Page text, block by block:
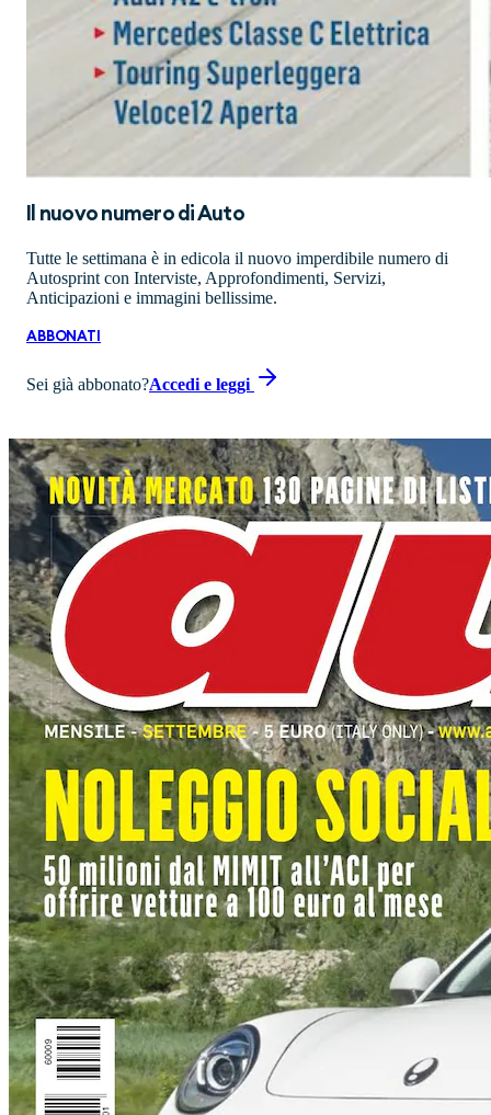
Il nuovo numero diAuto
Tutte le settimana è in edicola il nuovo imperdibile numero di
Autosprint con Interviste, Approfondimenti, Servizi,
Anticipazioni e immagini bellissime.
ABBONATI
Sei già abbonato?Accedi e leggi